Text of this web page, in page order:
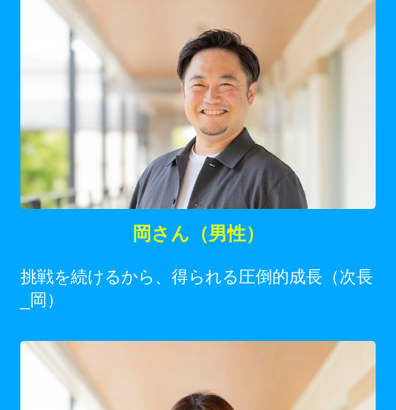
岡さん（男性）
挑戦を続けるから、得られる圧倒的成長（次長
_岡）